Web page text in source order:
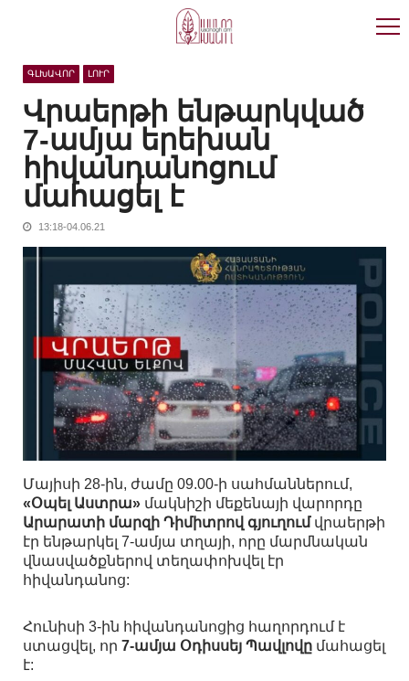
ԳԼԽԱՎՈՐ ԼՈՒՐ
Վրաերթի ենթարկված
7-ամյա երեխան
հիվանդանոցում
մահացել է
13:18-04.06.21
Մայիսի 28-ին, ժամը 09.00-ի սահմաններում,
«Օպել Աստրա» մակնիշի մեքենայի վարորդը
Արարատի մարզի Դիմիտրով գյուղումվրաերթի
էր ենթարկել 7-ամյա տղայի, որը մարմնական
վնասվածքներով տեղափոխվել էր
հիվանդանոց:
Հունիսի 3-ին հիվանդանոցից հաղորդում է
ստացվել, որ 7-ամյա Օդիսսեյ Պավլովը մահացել
է: